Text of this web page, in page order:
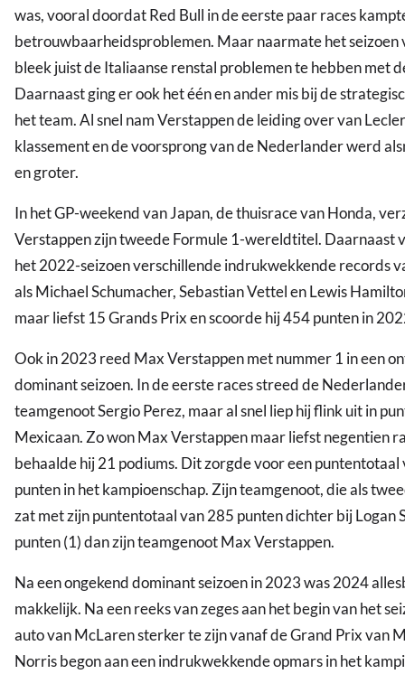
was, vooral doordat Red Bull in de eerste paar races
betrouwbaarheidsproblemen. Maar naarmate het
bleek juist de Italiaanse renstal problemen te hebben met
Daarnaast ging er ook het één en ander mis bij de
het team. Al snel nam Verstappen de leiding over van
klassement en de voorsprong van de Nederlander werd
en groter.
In het GP-weekend van Japan, de thuisrace van Honda,
Verstappen zijn tweede Formule 1-wereldtitel. Daarnaast
het 2022-seizoen verschillende indrukwekkende records
als Michael Schumacher, Sebastian Vettel en Lewis
maar liefst 15 Grands Prix en scoorde hij 454 punten in
Ook in 2023 reed Max Verstappen met nummer 1 in een
dominant seizoen. In de eerste races streed de
teamgenoot Sergio Perez, maar al snel liep hij flink uit in
Mexicaan. Zo won Max Verstappen maar liefst negentien
behaalde hij 21 podiums. Dit zorgde voor een puntentotaal
punten in het kampioenschap. Zijn teamgenoot, die als
zat met zijn puntentotaal van 285 punten dichter bij Logan
punten (1) dan zijn teamgenoot Max Verstappen.
Na een ongekend dominant seizoen in 2023 was 2024
makkelijk. Na een reeks van zeges aan het begin van het
auto van McLaren sterker te zijn vanaf de Grand Prix van
Norris begon aan een indrukwekkende opmars in het